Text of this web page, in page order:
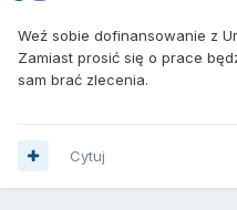
Weź sobie dofinansowanie z
Zamiast prosić się o prace
sam brać zlecenia.
Cytuj